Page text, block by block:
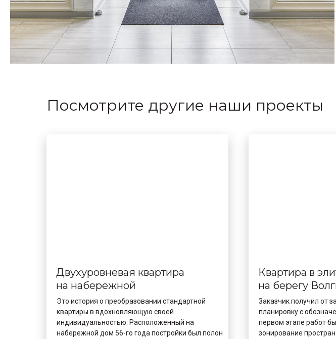
Посмотрите другие наши проекты
Квартира в
на берегу
Заказчик получил от
планировку с
первом этапе работ
зонирование
Двухуровневая квартира
на набережной
Это история о преобразовании стандартной
квартиры в вдохновляющую своей
индивидуальностью. Расположенный на
набережной дом 56-го года постройки был полон